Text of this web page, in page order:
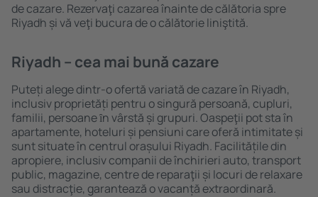
de cazare. Rezervaţi cazarea înainte de călătoria spre
Riyadh și vă veţi bucura de o călătorie liniştită.
Riyadh – cea mai bună cazare
Puteți alege dintr-o ofertă variată de cazare în Riyadh,
inclusiv proprietăți pentru o singură persoană, cupluri,
familii, persoane ȋn vârstă și grupuri. Oaspeţii pot sta în
apartamente, hoteluri și pensiuni care oferă intimitate și
sunt situate în centrul orașului Riyadh. Facilitățile din
apropiere, inclusiv companii de închirieri auto, transport
public, magazine, centre de reparaţii și locuri de relaxare
sau distracţie, garantează o vacanță extraordinară.